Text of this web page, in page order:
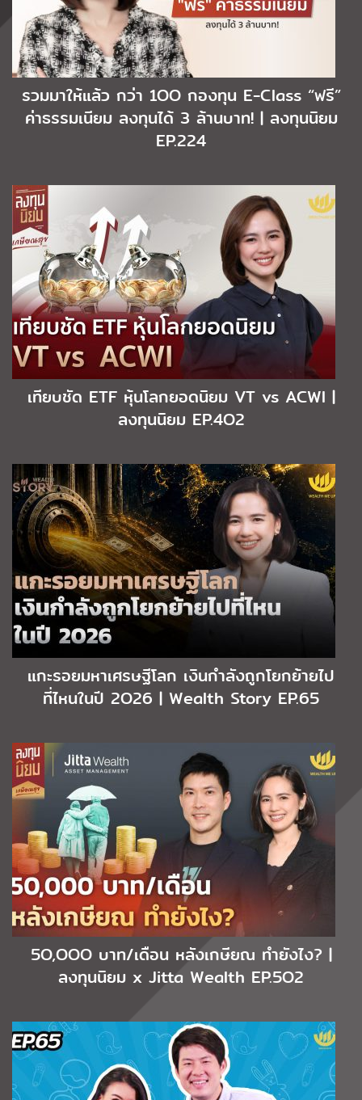
รวมมาให้แล้ว กว่า 1OO กองทุน E-Class “ฟรี”
ค่าธรรมเนียม ลงทุนได้ 3 ล้านบาท! | ลงทุนนิยม
EP.224
เทียบชัด ETF หุ้นโลกยอดนิยม VT vs ACWI |
ลงทุนนิยม EP.4O2
แกะรอยมหาเศรษฐีโลก เงินกำลังถูกโยกย้ายไป
ที่ไหนในปี 2O26 | Wealth Story EP.65
5O,OOO บาท/เดือน หลังเกษียณ ทำยังไง? |
ลงทุนนิยม x Jitta Wealth EP.5O2